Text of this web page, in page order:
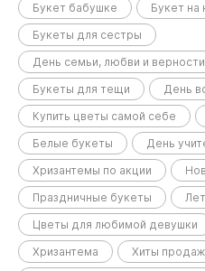
Букет бабушке
Букет на
Букеты для сестры
День семьи, любви и
Букеты для тещи
День
Купить цветы самой себе
Белые букеты
День
Хризантемы по акции
Праздничные букеты
Цветы для любимой девушки
Хризантема
Хиты продаж